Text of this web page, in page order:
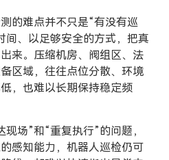
的难点并不只是“有没有巡
间、以足够安全的方式，把真
来。压缩机房、阀组区、法
区域，往往点位分散、环境
，也难以长期保持稳定频
场”和“重复执行”的问题，
感知能力，机器人巡检仍可